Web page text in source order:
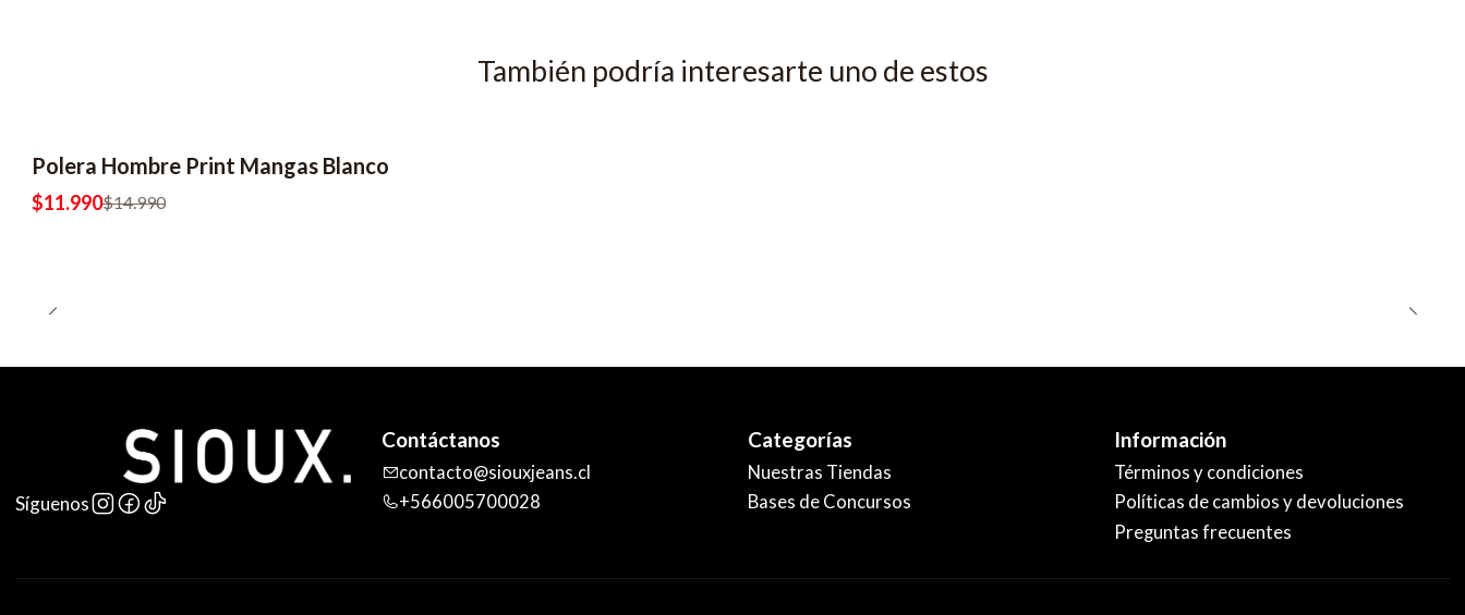
También podría interesarte uno de estos
Polera Hombre Print Mangas Blanco
$11.990$14.990
Síguenos
Contáctanos
contacto@siouxjeans.cl
+566005700028
Categorías
Nuestras Tiendas
Bases de Concursos
Información
Términos y condiciones
Políticas de cambios y devoluciones
Preguntas frecuentes